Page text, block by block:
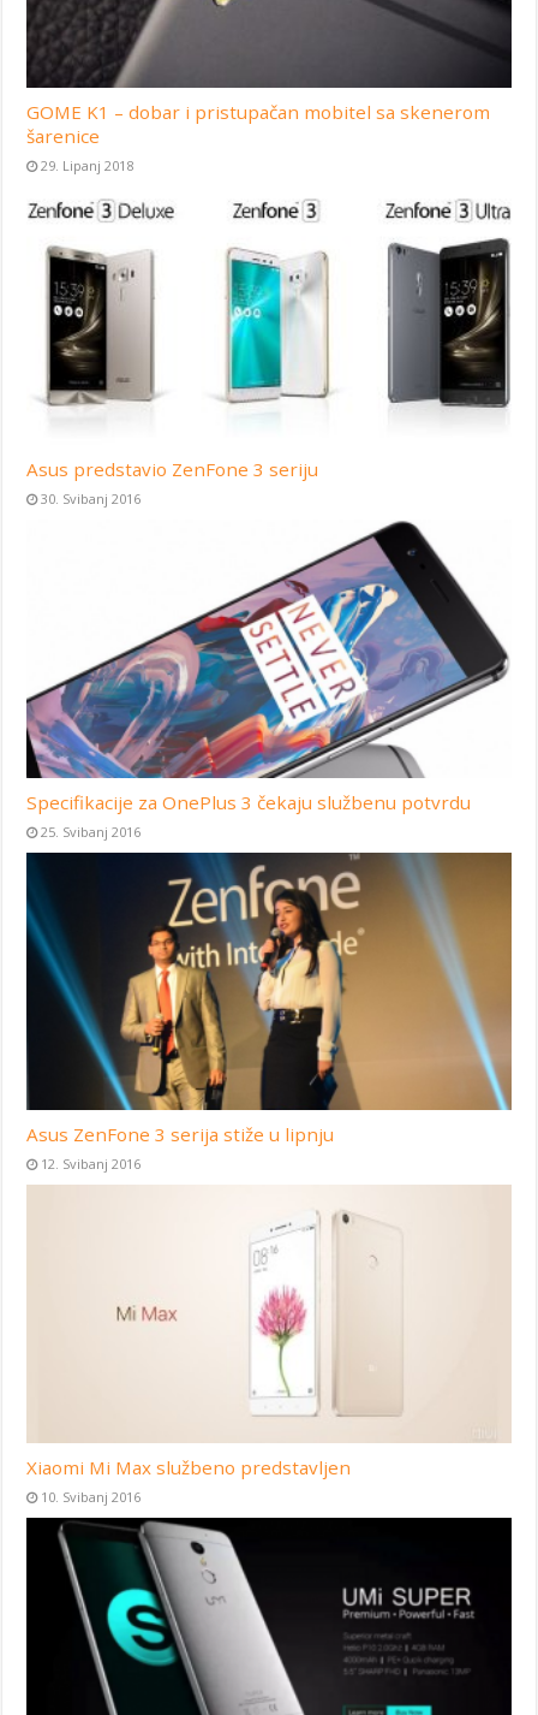
GOME K1 – dobar i pristupačan mobitel sa skenerom
šarenice
29. Lipanj 2018
Asus predstavio ZenFone 3 seriju
30. Svibanj 2016
Specifikacije za OnePlus 3 čekaju službenu potvrdu
25. Svibanj 2016
Asus ZenFone 3 serija stiže u lipnju
12. Svibanj 2016
Xiaomi Mi Max službeno predstavljen
10. Svibanj 2016